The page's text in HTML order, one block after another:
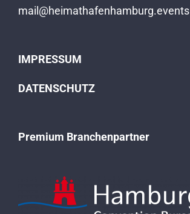
mail@heimathafenhamburg.events
IMPRESSUM
DATENSCHUTZ
Premium Branchenpartner